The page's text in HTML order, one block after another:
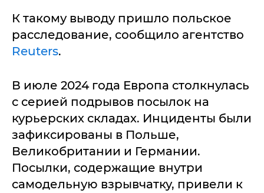
К такому выводу пришло польское
расследование, сообщило агентство
Reuters.
В июле 2024 года Европа столкнулась
с серией подрывов посылок на
курьерских складах. Инциденты были
зафиксированы в Польше,
Великобритании и Германии.
Посылки, содержащие внутри
самодельную взрывчатку, привели к